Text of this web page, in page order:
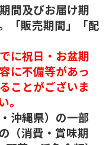
間及びお届け期
「販売期間」「配
に祝日・お盆期
に不備等があっ
ことがございま
。
沖縄県）の一部
（消費・賞味期